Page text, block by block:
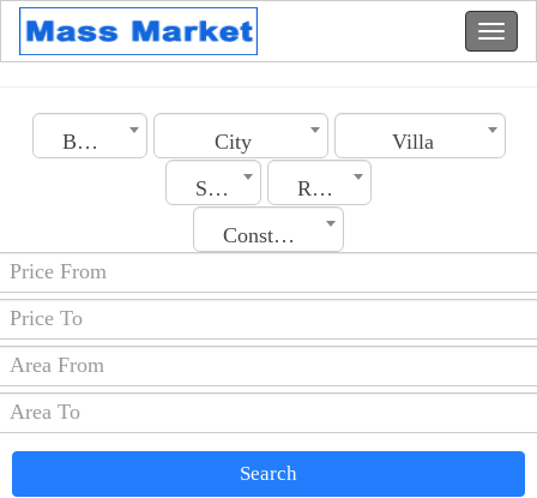
Bahrain City
Villa
Section
Rooms No.
Construction Date
Search